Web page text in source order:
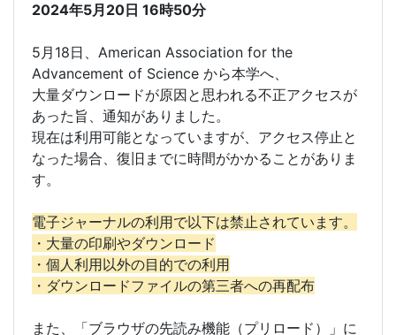
2024年5月20日 16時50分
5月18日、American Association for the
Advancement of Science から本学へ、
大量ダウンロードが原因と思われる不正アクセスが
あった旨、通知がありました。
現在は利用可能となっていますが、アクセス停止と
なった場合、復旧までに時間がかかることがありま
す。
電子ジャーナルの利用で以下は禁止されています。
・大量の印刷やダウンロード
・個人利用以外の目的での利用
・ダウンロードファイルの第三者への再配布
また、「ブラウザの先読み機能（プリロード）」に